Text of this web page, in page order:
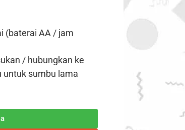
(baterai AA / jam
/ hubungkan ke
untuk sumbu lama